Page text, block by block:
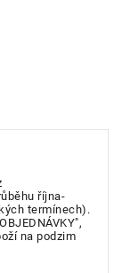
října-
termínech).
na podzim